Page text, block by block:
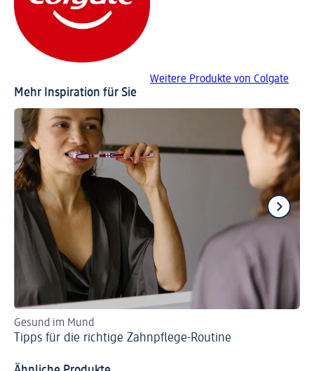
Weitere Produkte von Colgate
Mehr Inspiration für Sie
Gesund im Mund
Tipps für die richtige Zahnpflege-Routine